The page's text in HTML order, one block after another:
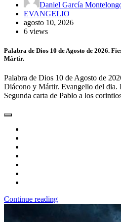
Daniel García
EVANGELIO
agosto 10, 2026
6 views
Palabra de Dios 10 de Agosto de 2026.
Mártir.
Palabra de Dios 10 de Agosto de
Diácono y Mártir. Evangelio del
Segunda carta de Pablo a los
Continue reading